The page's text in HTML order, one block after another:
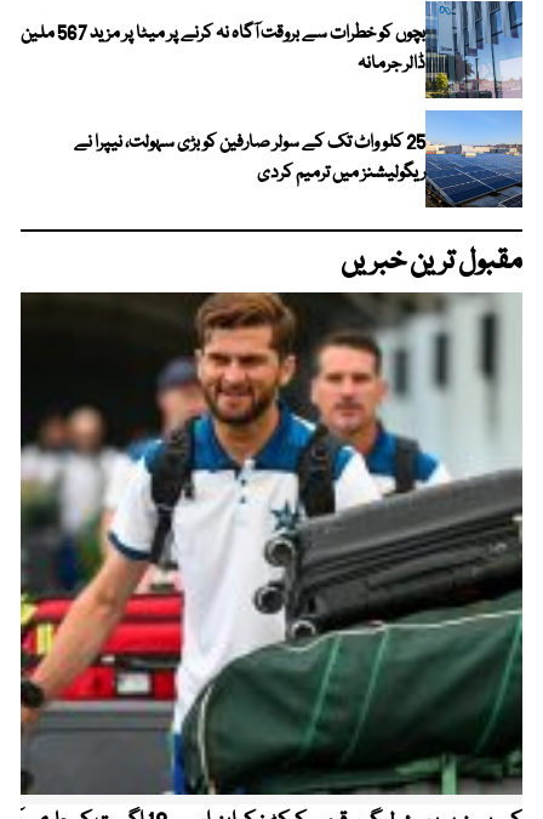
بچوں کو خطرات سے بروقت آگاہ نہ کرنے پر میٹا پر مزید 567 ملین
ڈالر جرمانہ
25 کلو واٹ تک کے سولر صارفین کو بڑی سہولت، نیپرا نے
ریگولیشنز میں ترمیم کردی
مقبول ترین خبریں